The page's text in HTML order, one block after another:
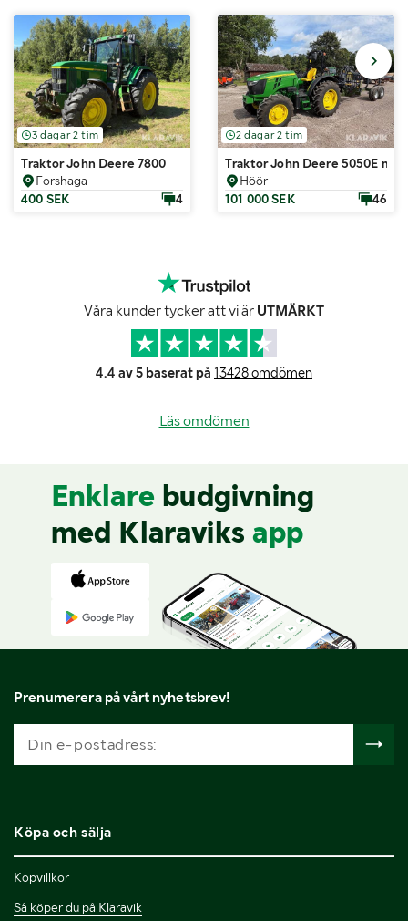
3 dagar 2 tim
Traktor John Deere 7800
Forshaga
400 SEK
4
2 dagar 2 tim
Traktor John Deere 5050E
Höör
101 000 SEK
46
Våra kunder tycker att vi är UTMÄRKT
4.4 av 5 baserat på 13428 omdömen
Läs omdömen
Enklare budgivning
med Klaraviks app
Prenumerera på vårt nyhetsbrev!
Köpa och sälja
Köpvillkor
Så köper du på Klaravik